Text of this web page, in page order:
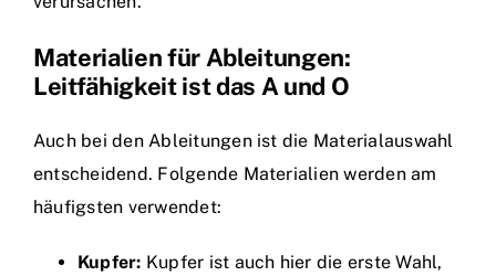
Materialien für Ableitungen:
Leitfähigkeit ist das A und O
Auch bei den Ableitungen ist die Materialauswahl
entscheidend. Folgende Materialien werden am
häufigsten verwendet:
Kupfer: Kupfer ist auch hier die erste Wahl,